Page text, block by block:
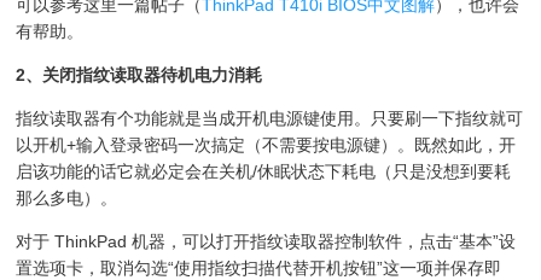
可以参考这里一篇帖子（ThinkPad T410i BIOS中文图解），也许会
有帮助。
2、关闭指纹读取器待机电力消耗
指纹读取器有个功能就是当成开机电源键使用。只要刷一下指纹就可
以开机+输入登录密码一次搞定（不需要按电源键）。既然如此，开
启该功能的话它就必定会在关机/休眠状态下耗电（只是没想到要耗
那么多电）。
对于 ThinkPad 机器，可以打开指纹读取器控制软件，点击“基本”设
置选项卡，取消勾选“使用指纹扫描代替开机按钮”这一项并保存即